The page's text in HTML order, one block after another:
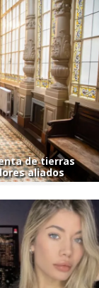
de tierras
aliados